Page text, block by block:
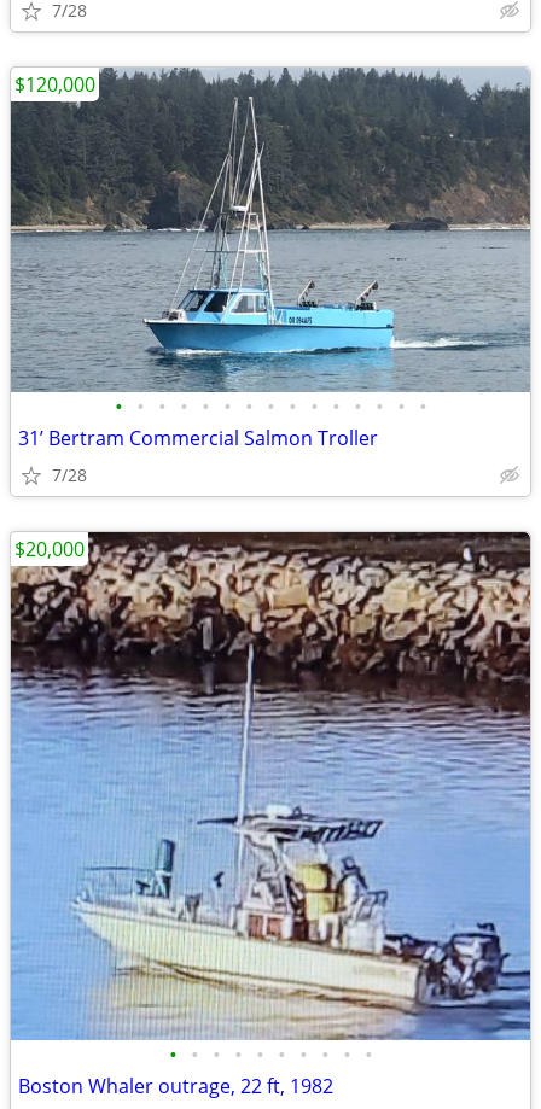
7/28
• • • • • • • • • • • • • • •
31’ Bertram Commercial Salmon Troller
7/28
$120,000
• • • • • • • • • •
Boston Whaler outrage, 22 ft, 1982
$20,000